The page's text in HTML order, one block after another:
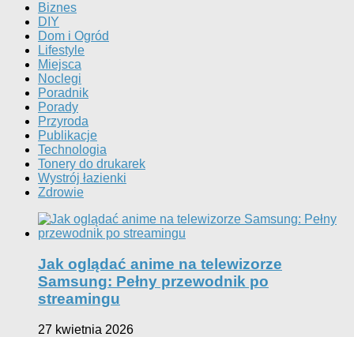
Biznes
DIY
Dom i Ogród
Lifestyle
Miejsca
Noclegi
Poradnik
Porady
Przyroda
Publikacje
Technologia
Tonery do drukarek
Wystrój łazienki
Zdrowie
Jak oglądać anime na telewizorze
Samsung: Pełny przewodnik po
streamingu
27 kwietnia 2026